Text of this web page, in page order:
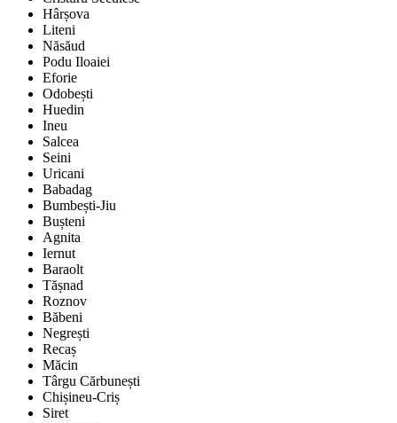
Hârșova
Liteni
Năsăud
Podu Iloaiei
Eforie
Odobești
Huedin
Ineu
Salcea
Seini
Uricani
Babadag
Bumbești-Jiu
Bușteni
Agnita
Iernut
Baraolt
Tășnad
Roznov
Băbeni
Negrești
Recaș
Măcin
Târgu Cărbunești
Chișineu-Criș
Siret